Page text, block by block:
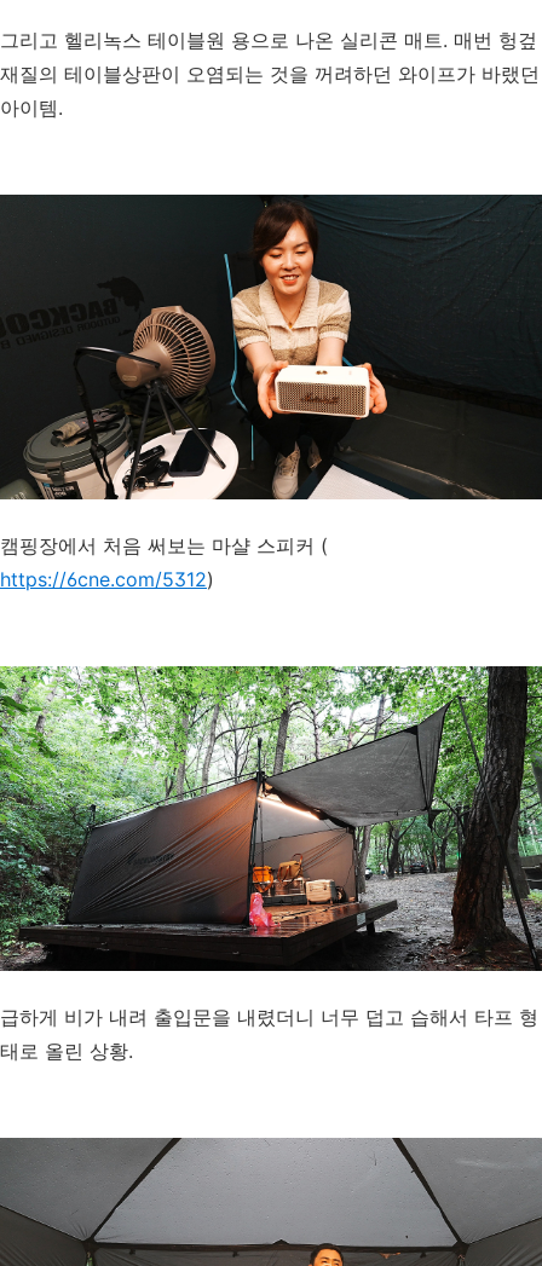
그리고 헬리녹스 테이블원 용으로 나온 실리콘 매트. 매번 헝겊
재질의 테이블상판이 오염되는 것을 꺼려하던 와이프가 바랬던
아이템.
캠핑장에서 처음 써보는 마샬 스피커 (
https://6cne.com/5312)
급하게 비가 내려 출입문을 내렸더니 너무 덥고 습해서 타프 형
태로 올린 상황.